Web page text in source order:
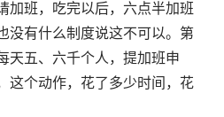
加班，吃完以后，六点半加班
没有什么制度说这不可以。第
天五、六千个人，提加班申
这个动作，花了多少时间，花